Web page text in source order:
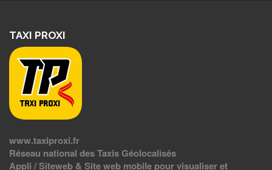
TAXI PROXI
www.taxiproxi.fr
Réseau national des Taxis Géolocalisés
Appli / Siteweb & Site web mobile pour visualiser et